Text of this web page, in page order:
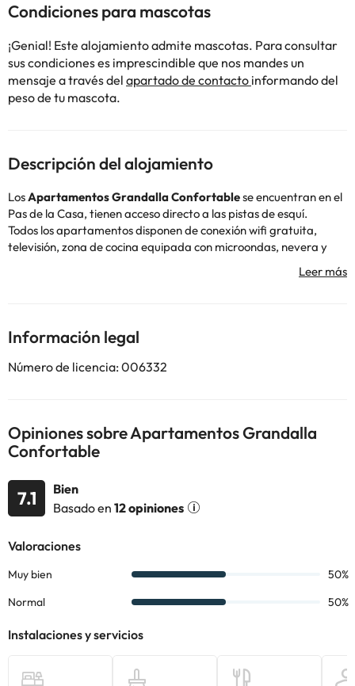
Condiciones para mascotas
¡Genial! Este alojamiento admite mascotas. Para consultar
sus condiciones es imprescindible que nos mandes un
mensaje a través del apartado de contacto informando del
peso de tu mascota.
Descripción del alojamiento
LosApartamentos Grandalla Confortablese encuentran en el
Pas de la Casa, tienen acceso directo a las pistas de esquí.
Todos los apartamentos disponen de conexión wifi gratuita,
televisión, zona de cocina equipada con microondas, nevera y
Ten en cuenta que tendrás que dejar una fianza de 200€ en
Algunos de los servicios detallados pueden ser de pago. Puedes
Información legal
Número de licencia: 006332
Opiniones sobre Apartamentos Grandalla
Confortable
7.1
Bien
Basado en 12 opiniones